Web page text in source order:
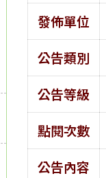
發佈單位
公告類別
公告等級
點閱次數
公告內容